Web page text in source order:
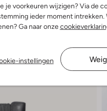
je voorkeuren wijzigen? Via de
ieder moment
Ga naar onze
instellingen